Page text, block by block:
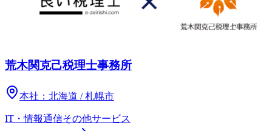
荒木関克己税理士事務所
本社： 北海道 / 札幌市
IT・情報通信その他サービス